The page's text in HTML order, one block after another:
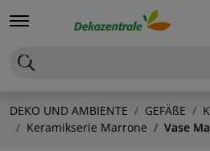
DEKO UND AMBIENTE GEFÄßE
Keramikserie Marrone
Vase